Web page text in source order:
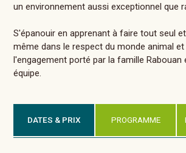
un environnement aussi exceptionnel que
S'épanouir en apprenant à faire tout seul
même dans le respect du monde animal
l'engagement porté par la famille
équipe.
DATES & PRIX PROGRAMME